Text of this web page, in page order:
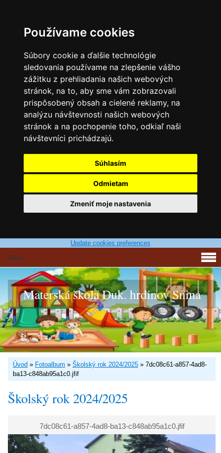
Používame cookies
Súbory cookie a ďalšie technológie
sledovania používame na zlepšenie vášho
zážitku z prehliadania našich webových
stránok, na to, aby sme vám zobrazovali
prispôsobený obsah a cielené reklamy, na
analýzu návštevnosti našich webových
stránok a na pochopenie toho, odkiaľ naši
návštevníci prichádzajú.
Súhlasím
Odmietam
Zmeniť moje nastavenia
Update cookies preferences
Materská škola Duk. hrdinov Snina
Úvod » Fotoalbum » Školský rok 2024/2025 » 7dc08c61-a857-4ad8-
ba13-c848ab95a1c0.jfif
Školský rok 2024/2025
7dc08c61-a857-4ad8-ba13-c848ab95a1c0.jfif
Menu